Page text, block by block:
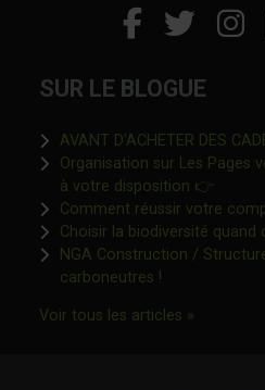
Ce lien
Ce
SUR LE BLOGUE
AVANT D’ACHETER DES
Organisation sur Les Pages
à votre disposition 👉Ce
Comment réussir votre
Choisir la biodiversité
NGA Construction /
carboneutres !Ce lien
Voir tous les articles »Ce lien